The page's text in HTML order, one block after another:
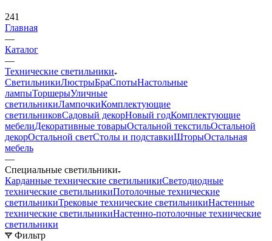
241
Главная
—
Каталог
—
Технические светильники
СветильникиЛюстрыБраСпотыНастольные
лампыТоршерыУличные
светильникиЛампочкиКомплектующие
светильниковСадовый декорНовый годКомплектующие
мебелиДекоративные товарыОстальной текстильОстальной
декорОстальной светСтолы и подставкиШторыОстальная
мебель
—
Специальные светильники
Карданные технические светильникиСветодиодные
технические светильникиПотолочные технические
светильникиТрековые технические светильникиНастенные
технические светильникиНастенно-потолочные технические
светильники
Фильтр